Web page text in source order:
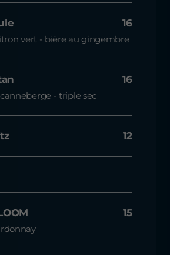
16
vert - bière au gingembre
16
- triple sec
12
15